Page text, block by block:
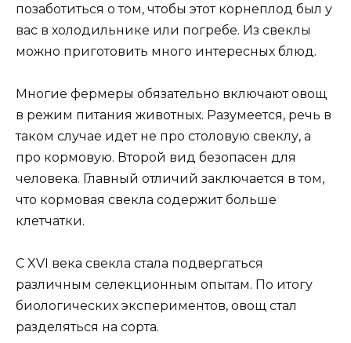
позаботиться о том, чтобы этот корнеплод был у
вас в холодильнике или погребе. Из свеклы
можно приготовить много интересных блюд.
Многие фермеры обязательно включают овощ
в режим питания животных. Разумеется, речь в
таком случае идет не про столовую свеклу, а
про кормовую. Второй вид безопасен для
человека. Главный отличий заключается в том,
что кормовая свекла содержит больше
клетчатки.
С XVI века свекла стала подвергаться
различным селекционным опытам. По итогу
биологических экспериментов, овощ стал
разделяться на сорта.